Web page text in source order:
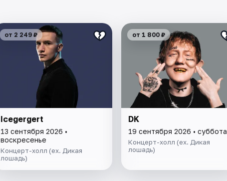
от 2 249 ₽
Icegergert
13 сентября 2026 •
воскресенье
Концерт-холл (ex. Дикая
лошадь)
от 1 800 ₽
DK
19 сентября 2026 • суббота
Концерт-холл (ex. Дикая
лошадь)